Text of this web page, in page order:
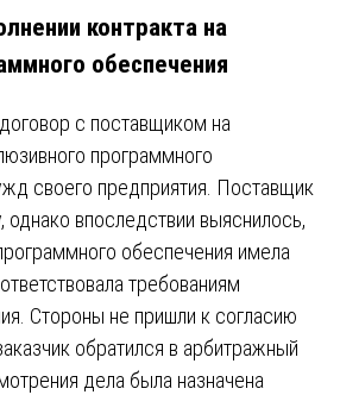
контракта на
обеспечения
с поставщиком на
программного
своего предприятия. Поставщик
впоследствии выяснилось,
обеспечения имела
требованиям
Стороны не пришли к согласию
обратился в арбитражный
дела была назначена